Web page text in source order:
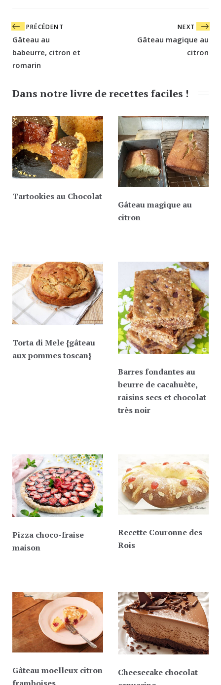
Navigation
de
l’article
PRÉCÉDENT
Gâteau au
babeurre, citron et
romarin
NEXT
Gâteau magique au
citron
Dans notre livre de recettes faciles !
Tartookies au Chocolat
Gâteau magique au
citron
Torta di Mele {gâteau
aux pommes toscan}
Barres fondantes au
beurre de cacahuète,
raisins secs et chocolat
très noir
Pizza choco-fraise
maison
Recette Couronne des
Rois
Gâteau moelleux citron
framboises
Cheesecake chocolat